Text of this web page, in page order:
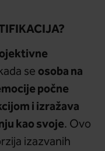
se osoba na
počne
i izražava
kao svoje. Ovo
izazvanih